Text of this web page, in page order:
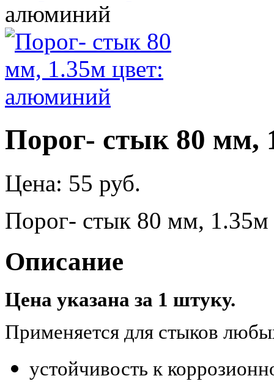
алюминий
Порог- стык 80 мм,
Цена: 55 руб.
Порог- стык 80 мм,
Описание
Цена указана за 1 штуку.
Применяется для стыков
устойчивость к